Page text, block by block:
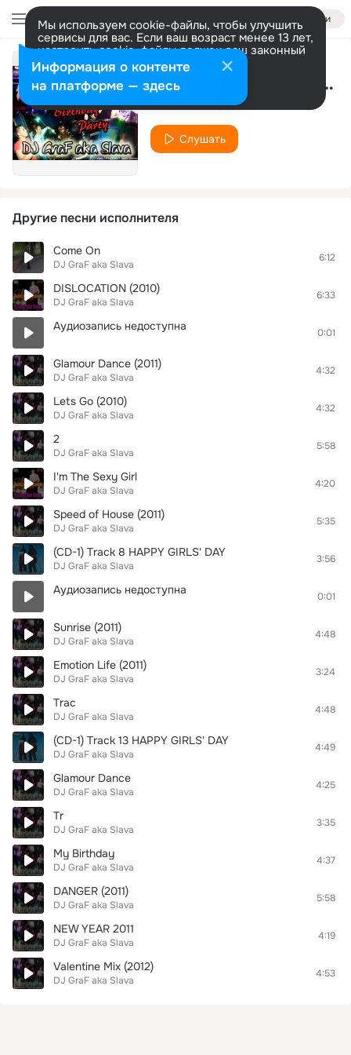
Войти
Мы используем cookie-файлы, чтобы улучшить
сервисы для вас. Если ваш возраст менее 13 лет,
настроить cookie-файлы должен ваш законный
представитель. Больше информации
Разрешить все Настроить Electro Лето (Electro-House)
DJ GraF aka Slava
Слушать
Другие песни исполнителя
Come On
DJ GraF aka Slava
6:12
DISLOCATION (2010)
DJ GraF aka Slava
6:33
Аудиозапись недоступна 0:01
Glamour Dance (2011)
DJ GraF aka Slava
4:32
Lets Go (2010)
DJ GraF aka Slava
4:32
2
DJ GraF aka Slava
5:58
I'm The Sexy Girl
DJ GraF aka Slava
4:20
Speed of House (2011)
DJ GraF aka Slava
5:35
(CD-1) Track 8 HAPPY GIRLS' DAY
DJ GraF aka Slava
3:56
Аудиозапись недоступна 0:01
Sunrise (2011)
DJ GraF aka Slava
4:48
Emotion Life (2011)
DJ GraF aka Slava
3:24
Trac
DJ GraF aka Slava
4:48
(CD-1) Track 13 HAPPY GIRLS' DAY
DJ GraF aka Slava
4:49
Glamour Dance
DJ GraF aka Slava
4:25
Tr
DJ GraF aka Slava
3:35
My Birthday
DJ GraF aka Slava
4:37
DANGER (2011)
DJ GraF aka Slava
5:58
NEW YEAR 2011
DJ GraF aka Slava
4:19
Valentine Mix (2012)
DJ GraF aka Slava
4:53
Информация о контенте
на платформе — здесь